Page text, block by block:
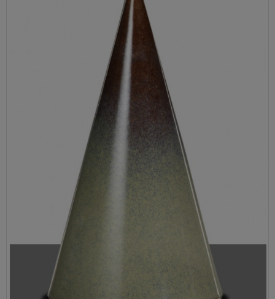
Wybierz coś dla siebie z naszej aktualnej oferty lub
zaloguj się, aby przywrócić dodane produkty do listy
z poprzedniej sesji.